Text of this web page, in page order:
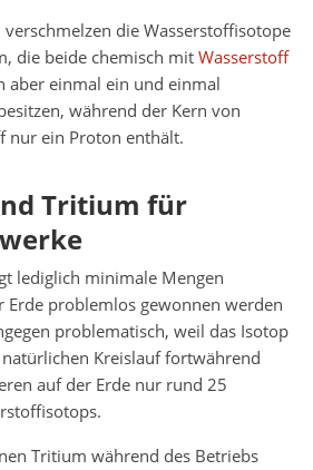
die Wasserstoffisotope
die beide chemisch mitWasserstoff
aber einmal ein und einmal
während der Kern von
nur ein Proton enthält.
Tritium für
lediglich minimale Mengen
Erde problemlos gewonnen werden
problematisch, weil das Isotop
Kreislauf fortwährend
auf der Erde nur rund 25
Tritium während des Betriebs